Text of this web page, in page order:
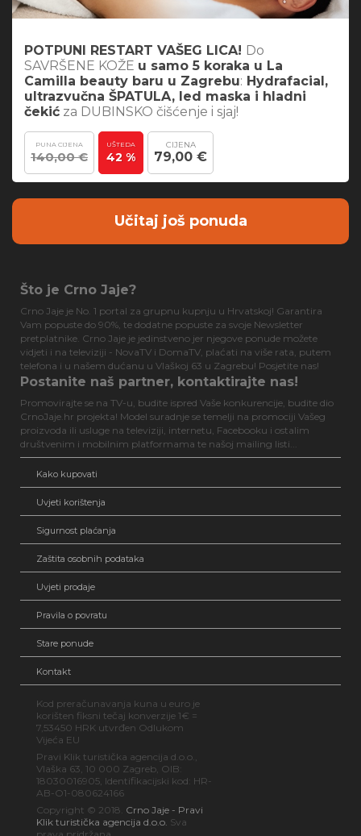
POTPUNI RESTART VAŠEG LICA! Do
SAVRŠENE KOŽE u samo 5 koraka u La
Camilla beauty baru u Zagrebu: Hydrafacial,
ultrazvučna ŠPATULA, led maska i hladni
čekić za DUBINSKO čišćenje i sjaj!
PUNA CIJENA
140,00 €
UŠTEDA
42 %
CIJENA
79,00 €
Učitaj još ponuda
Što je Crno Jaje?
Crno Jaje je No. 1 portal za grupnu kupnju u Hrvatskoj! Garantira
Vam popuste do 90%, te dodatne popuste za svoje Newsletter
pretplatnike. Crno Jaje je jedinstveno jer njegove ponude možete
vidjeti i na televiziji - NovaTV i DomaTV, plaćati na više rata, putem
telefona i u našem dućanu u Vlaškoj 63 u Zagrebu! Posjetite nas!
Postanite naš partner, kontaktirajte nas!
Promovirajte se na TV-u, budite ispred Vaše konkurencije, budite dio
CrnoJaje.hr projekta! Model suradnje se temelji na promociji Vašeg
proizvoda ili usluge na televiziji, internetu, Facebooku i ostalim
društvenim i mobilnim platformama te našoj mailing listi...
Kako kupovati
Uvjeti korištenja
Sigurnost plaćanja
Zaštita osobnih podataka
Uvjeti prodaje
Pravila o povratu
Stare ponude
Kontakt
Kod preračunavanja kuna u euro je
korišten fiksni tečaj konverzije 1€ =
7,53450 HRK utvrđen Odlukom
Vijeća EU
Pravi Klik turistička agencija d.o.o.,
Vlaška 63, 10 000 Zagreb, OIB:
18030016905, Identifikacijski kod: HR-
AB-O1-080624166
Copyright © 2018. Crno Jaje - Pravi
Klik turistička agencija d.o.o. Sva